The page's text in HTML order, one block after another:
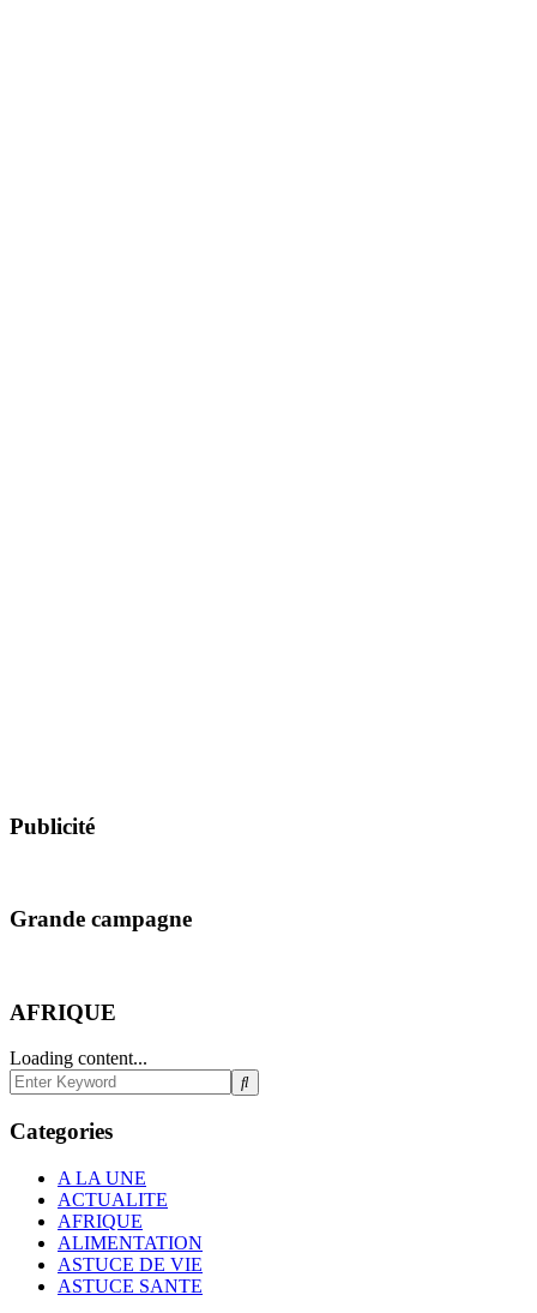
Publicité
Grande campagne
AFRIQUE
Loading content...
Categories
A LA UNE
ACTUALITE
AFRIQUE
ALIMENTATION
ASTUCE DE VIE
ASTUCE SANTE